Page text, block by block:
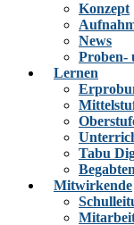
Konzept
News
Proben-
Lernen
Tabu
Mitwirkende